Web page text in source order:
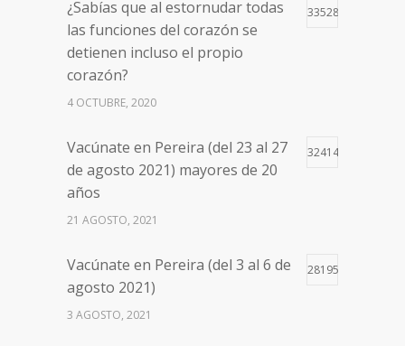
¿Sabías que al estornudar todas
las funciones del corazón se
detienen incluso el propio
corazón?
33528
4 OCTUBRE, 2020
Vacúnate en Pereira (del 23 al 27
de agosto 2021) mayores de 20
años
32414
21 AGOSTO, 2021
Vacúnate en Pereira (del 3 al 6 de
agosto 2021)
28195
3 AGOSTO, 2021